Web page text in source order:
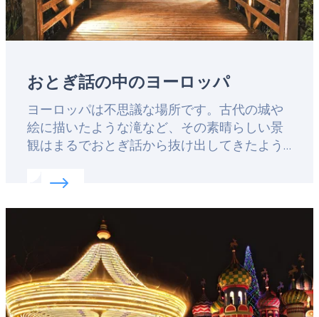
おとぎ話の中のヨーロッパ
Lead
ヨーロッパは不思議な場所です。古代の城や
絵に描いたような滝など、その素晴らしい景
観はまるでおとぎ話から抜け出してきたよう
しい文学作品の多くは、実在する場所からイ
の景色と重ね合わせて、味わってみてはいか
がでしょう。
Read more about: